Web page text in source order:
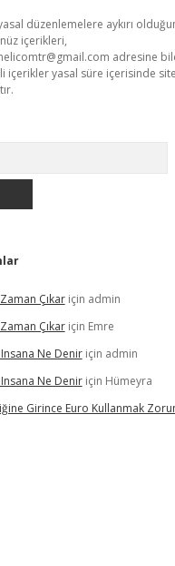
düzenlemelere aykırı
içerikleri,
adresine
içerikler yasal süre içerisinde
Çıkariçin admin
Çıkariçin Emre
Insana Ne Deniriçin admin
Insana Ne Deniriçin Hümeyra
Girince Euro Kullanmak